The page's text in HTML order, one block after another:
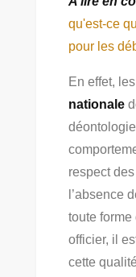
qu'est-ce
pour les
En effet,
nationale
respect
l’absence
toute
officier, il
cette